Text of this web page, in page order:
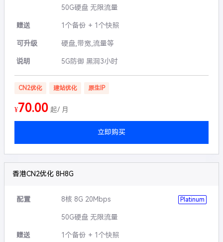
50G硬盘 无限流量
赠送 1个备份 + 1个快照
可升级 硬盘,带宽,流量等
说明 5G防御 黑洞3小时
CN2优化 建站优化 原生IP
¥70.00 起/ 月
立即购买
香港CN2优化 8H8G
配置 8核 8G 20Mbps Platinum
50G硬盘 无限流量
赠送 1个备份 + 1个快照